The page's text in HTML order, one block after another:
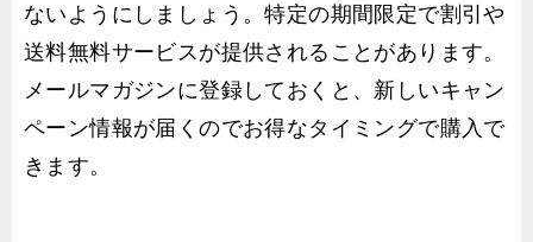
ないようにしましょう。特定の期間限定で割引や
送料無料サービスが提供されることがあります。
メールマガジンに登録しておくと、新しいキャン
ペーン情報が届くのでお得なタイミングで購入で
きます。